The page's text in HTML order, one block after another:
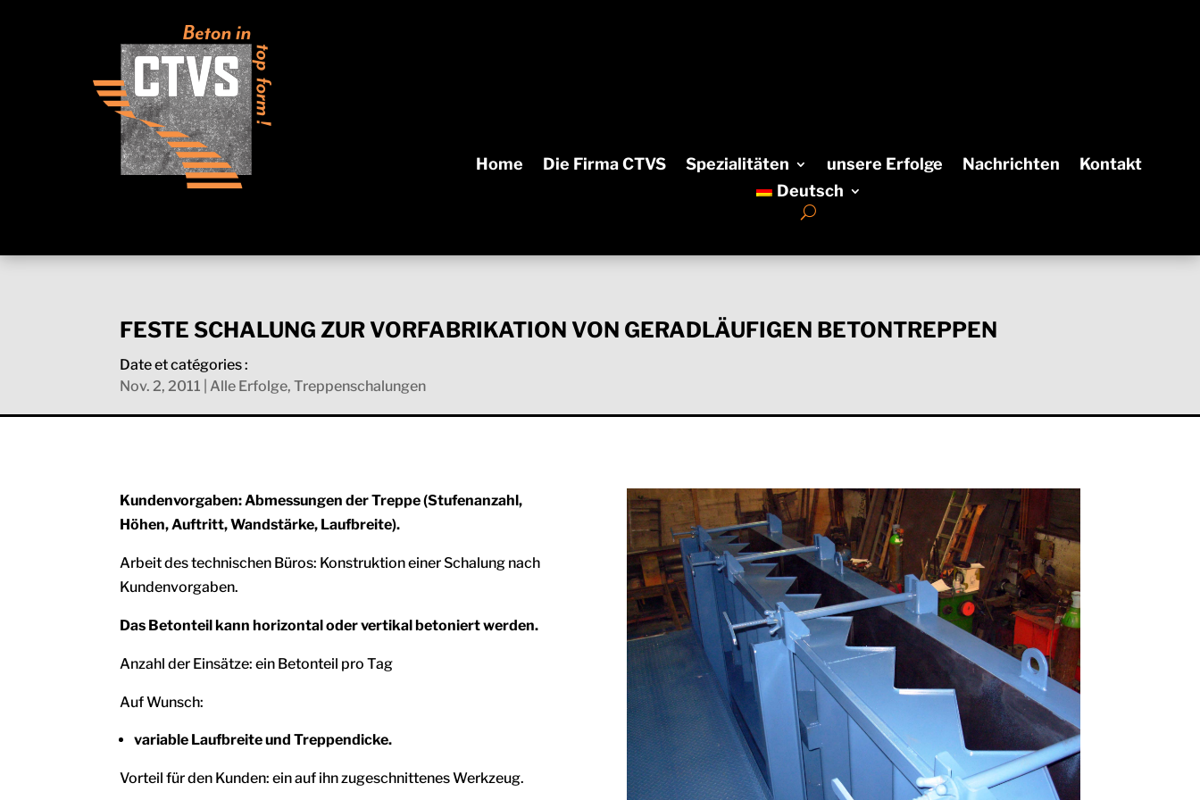
Home Die Firma CTVS Spezialitäten unsere Erfolge Nachrichten
Kontakt
Deutsch
FESTE SCHALUNG ZUR VORFABRIKATION VON GERADLÄUFIGEN BETONTREPPEN
Date et catégories :
Nov. 2, 2011
Alle Erfolge,Treppenschalungen
Kundenvorgaben: Abmessungen der Treppe (Stufenanzahl,
Höhen, Auftritt, Wandstärke, Laufbreite).
Arbeit des technischen Büros: Konstruktion einer Schalung nach
Kundenvorgaben.
Das Betonteil kann horizontal oder vertikal betoniert werden.
Anzahl der Einsätze: ein Betonteil pro Tag
Auf Wunsch:
variable Laufbreite und Treppendicke.
Vorteil für den Kunden: ein auf ihn zugeschnittenes Werkzeug.